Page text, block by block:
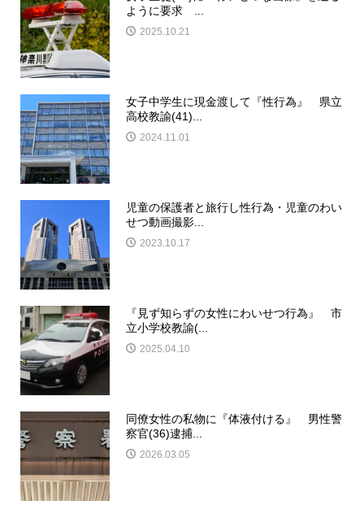
ように要求 ...
2025.10.21
女子中学生に現金渡して『性行為』 県立
高校教諭(41)...
2024.11.01
児童の保護者と旅行し性行為・児童のわい
せつ動画撮影...
2023.10.17
『見ず知らずの女性にわいせつ行為』 市
立小学校教諭(...
2025.04.10
同僚女性の私物に『体液付ける』 男性警
察官(36)逮捕...
2026.03.05